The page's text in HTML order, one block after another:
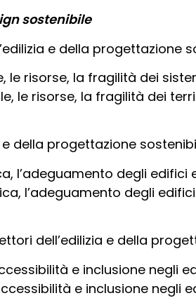
sostenibile
e della progettazione
le risorse, la fragilità dei
le risorse, la fragilità dei
della progettazione
l’adeguamento degli edifici
l’adeguamento degli
dell’edilizia e della
e inclusione negli
e inclusione negli